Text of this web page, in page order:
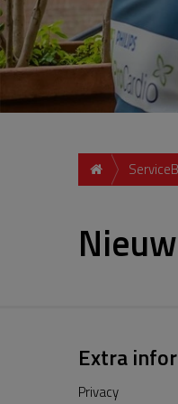
Extra
Privacy